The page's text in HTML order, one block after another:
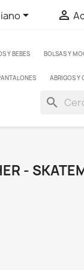
 
Y BEBES BOLSAS Y
ABRIGOS Y
search
-